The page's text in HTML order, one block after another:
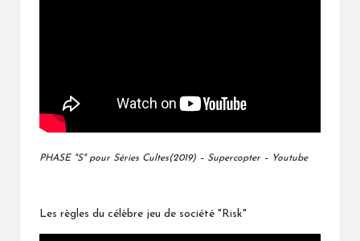
PHASE "S" pour Séries Cultes(2019) – Supercopter – Youtube
Les règles du célèbre jeu de société "Risk"